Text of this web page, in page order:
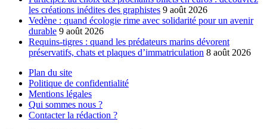
les créations inédites des graphistes 9 août 2026
Vedène : quand écologie rime avec solidarité pour un avenir
durable 9 août 2026
Requins-tigres : quand les prédateurs marins dévorent
préservatifs, chats et plaques d’immatriculation 8 août 2026
Plan du site
Politique de confidentialité
Mentions légales
Qui sommes nous ?
Contacter la rédaction ?